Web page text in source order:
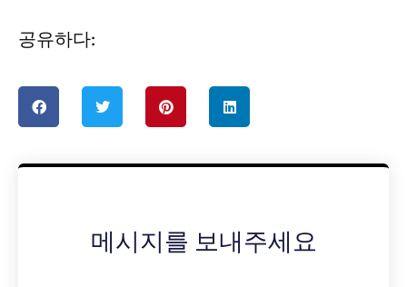
공유하다:
메시지를 보내주세요